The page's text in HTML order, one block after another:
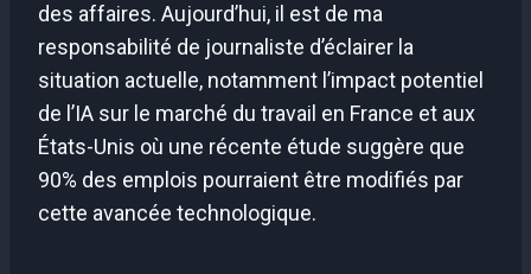
des affaires. Aujourd’hui, il est de ma
responsabilité de journaliste d’éclairer la
situation actuelle, notamment l’impact potentiel
de l’IA sur le marché du travail en France et aux
États-Unis où une récente étude suggère que
90% des emplois pourraient être modifiés par
cette avancée technologique.